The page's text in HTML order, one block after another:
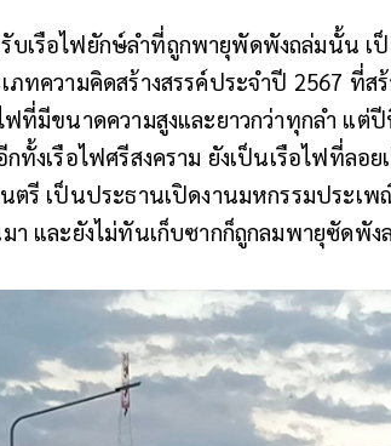
บเรือไฟยักษ์ลำที่ถูกพายุพัดพังถล่มนั้น เ
ภทความคิดสร้างสรรค์ประจำปี 2567 ที่ส
ฟที่มีขนาดความสูงและยาวกว่าทุกลำ แ
กทั้งเรือไฟศรีสงคราม ยังเป็นเรือไฟที่ล
ตรี เป็นประธานเปิดงานมหกรรมประเ
า และยังไม่ทันเก็บซากก็ถูกลมพายุซัดพัง